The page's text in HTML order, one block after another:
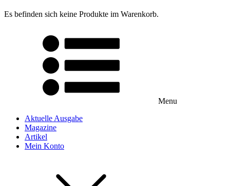
Es befinden sich keine Produkte im Warenkorb.
Menu
Aktuelle Ausgabe
Magazine
Artikel
Mein Konto